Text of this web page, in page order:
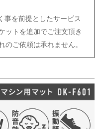
事を前提としたサービス
ットを追加でご注文頂き
のご依頼は承れません。